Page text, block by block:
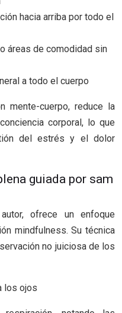
hacia arriba por todo el
áreas de comodidad sin
a todo el cuerpo
mente-cuerpo, reduce la
corporal, lo que
del estrés y el dolor
guiada por sam
ofrece un enfoque
mindfulness. Su técnica
no juiciosa de los
los ojos